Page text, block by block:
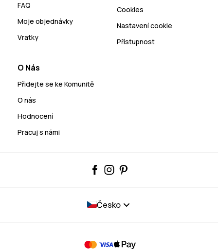
FAQ
Moje objednávky
Vratky
Cookies
Nastavení cookie
Přístupnost
O Nás
Přidejte se ke Komunitě
O nás
Hodnocení
Pracuj s námi
Česko